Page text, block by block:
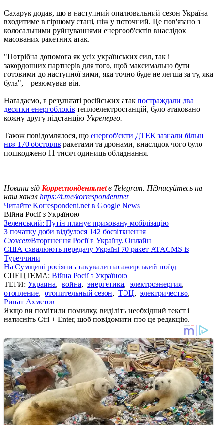
Сахарук додав, що в наступний опалювальний сезон Україна
входитиме в гіршому стані, ніж у поточний. Це пов'язано з
колосальними руйнуваннями енергооб'єктів внаслідок
масованих ракетних атак.
"Потрібна допомога як усіх українських сил, так і
закордонних партнерів для того, щоб максимально бути
готовими до наступної зими, яка точно буде не легша за ту, яка
була", – резюмував він.
Нагадаємо, в результаті російських атак постраждали два
десятки енергоблоків теплоелектростанцій, було атаковано
кожну другу підстанцію Укренерго.
Також повідомлялося, що енергоб'єкти ДТЕК зазнали більш
ніж 170 обстрілів ракетами та дронами, внаслідок чого було
пошкоджено 11 тисяч одиниць обладнання.
Новини від Корреспондент.netв Telegram. Підписуйтесь на
наш канал https://t.me/korrespondentnet
Читайте Korrespondent.net в Google News
Війна Росії з Україною
Зеленський: Путін планує приховану мобілізацію
З початку доби відбулося 142 боєзіткнення
СюжетВторгнення Росії в Україну. Онлайн
США схвалюють передачу Україні 70 ракет ATACMS із
Туреччини
На Сумщині росіяни атакували пасажирський поїзд
СПЕЦТЕМА: Війна Росії з Україною
ТЕГИ: Украина, война, энергетика, электроэнергия,
отопление, отопительный сезон, ТЭЦ, электричество,
Ринат Ахметов
Якщо ви помітили помилку, виділіть необхідний текст і
натисніть Ctrl + Enter, щоб повідомити про це редакцію.